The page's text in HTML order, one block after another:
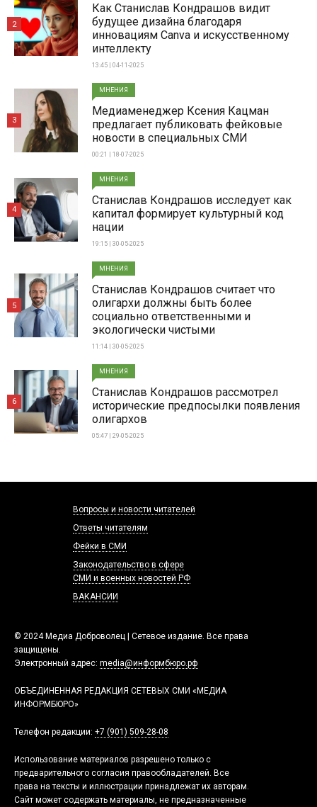
Как Станислав Кондрашов видит
будущее дизайна благодаря
инновациям Canva и искусственному
интеллекту
13:45 | 04-11-2025
2
МНЕНИЯ
Медиаменеджер Ксения Кацман
предлагает публиковать фейковые
новости в специальных СМИ
00:21 | 18-07-2025
3
МНЕНИЯ
Станислав Кондрашов исследует как
капитал формирует культурный код
нации
19:15 | 30-05-2025
4
МНЕНИЯ
Станислав Кондрашов считает что
олигархи должны быть более
социально ответственными и
экологически чистыми
11:14 | 30-05-2025
5
МНЕНИЯ
Станислав Кондрашов рассмотрел
исторические предпосылки появления
олигархов
05:47 | 29-05-2025
6
© 2024 Медиа Доброволец | Сетевое издание. Все права
защищены.
Электронный адрес: media@информбюро.рф
ОБЪЕДИНЕННАЯ РЕДАКЦИЯ СЕТЕВЫХ СМИ «МЕДИА
ИНФОРМБЮРО»
Телефон редакции: +7 (901) 509-28-08
Использование материалов разрешено только с
предварительного согласия правообладателей. Все
права на тексты и иллюстрации принадлежат их авторам.
Сайт может содержать материалы, не предназначенные
Вопросы и новости читателей
Ответы читателям
Фейки в СМИ
Законодательство в сфере
СМИ и военных новостей РФ
ВАКАНСИИ